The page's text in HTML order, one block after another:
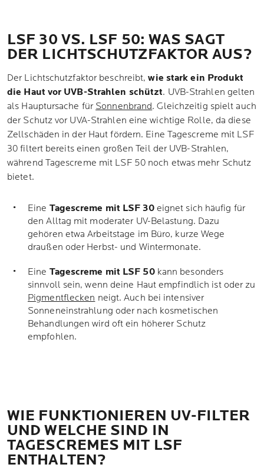
LSF 30 VS. LSF 50: WAS SAGT
DER LICHTSCHUTZFAKTOR AUS?
Der Lichtschutzfaktor beschreibt,wie stark ein Produkt
die Haut vor UVB-Strahlen schützt. UVB-Strahlen gelten
als Hauptursache für Sonnenbrand. Gleichzeitig spielt auch
der Schutz vor UVA-Strahlen eine wichtige Rolle, da diese
Zellschäden in der Haut fördern. Eine Tagescreme mit LSF
30 filtert bereits einen großen Teil der UVB-Strahlen,
während Tagescreme mit LSF 50 noch etwas mehr Schutz
bietet.
Eine Tagescreme mit LSF 30eignet sich häufig für
den Alltag mit moderater UV-Belastung. Dazu
gehören etwa Arbeitstage im Büro, kurze Wege
draußen oder Herbst- und Wintermonate.
Eine Tagescreme mit LSF 50kann besonders
sinnvoll sein, wenn deine Haut empfindlich ist oder zu
Pigmentflecken neigt. Auch bei intensiver
Sonneneinstrahlung oder nach kosmetischen
Behandlungen wird oft ein höherer Schutz
empfohlen.
WIE FUNKTIONIEREN UV-FILTER
UND WELCHE SIND IN
TAGESCREMES MIT LSF
ENTHALTEN?